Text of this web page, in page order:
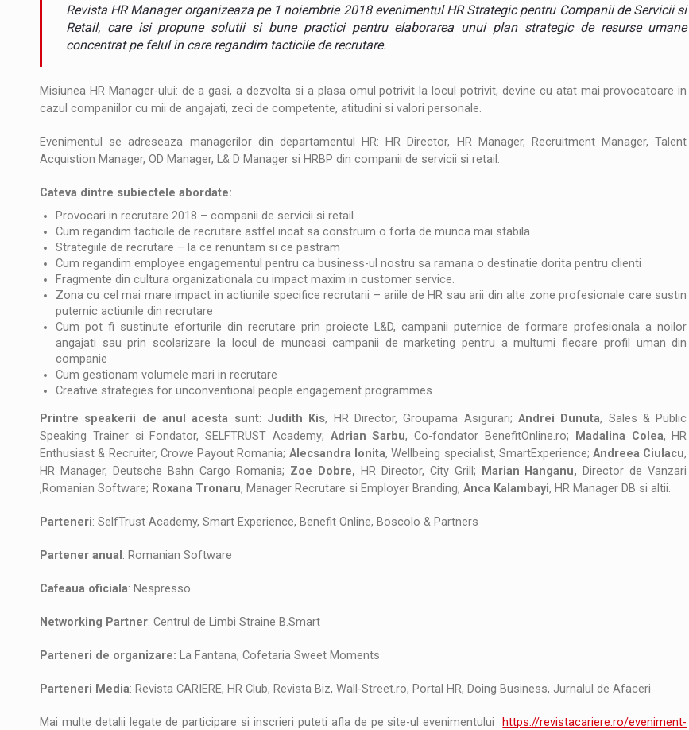
STIRI Noul Mercedes-Benz VLE este acum disponibil pentru comanda intr-o gama extinsa de variante atragatoare
STIRI JAECOO 5 SHS-H a ajuns in Romania
Revista HR Manager organizeaza pe 1 noiembrie 2018 evenimentul HR Strategic pentru Companii de Servicii si
Retail, care isi propune solutii si bune practici pentru elaborarea unui plan strategic de resurse umane
concentrat pe felul in care regandim tacticile de recrutare.
Misiunea HR Manager-ului: de a gasi, a dezvolta si a plasa omul potrivit la locul potrivit, devine cu atat mai provocatoare in
cazul companiilor cu mii de angajati, zeci de competente, atitudini si valori personale.
Evenimentul se adreseaza managerilor din departamentul HR: HR Director, HR Manager, Recruitment Manager, Talent
Acquistion Manager, OD Manager, L& D Manager si HRBP din companii de servicii si retail.
Cateva dintre subiectele abordate:
Provocari in recrutare 2018 – companii de servicii si retail
Cum regandim tacticile de recrutare astfel incat sa construim o forta de munca mai stabila.
Strategiile de recrutare – la ce renuntam si ce pastram
Cum regandim employee engagementul pentru ca business-ul nostru sa ramana o destinatie dorita pentru clienti
Fragmente din cultura organizationala cu impact maxim in customer service.
Zona cu cel mai mare impact in actiunile specifice recrutarii – ariile de HR sau arii din alte zone profesionale care sustin
puternic actiunile din recrutare
Cum pot fi sustinute eforturile din recrutare prin proiecte L&D, campanii puternice de formare profesionala a noilor
angajati sau prin scolarizare la locul de muncasi campanii de marketing pentru a multumi fiecare profil uman din
companie
Cum gestionam volumele mari in recrutare
Creative strategies for unconventional people engagement programmes
Printre speakerii de anul acesta sunt: Judith Kis, HR Director, Groupama Asigurari;Andrei Dunuta, Sales & Public
Speaking Trainer si Fondator, SELFTRUST Academy; Adrian Sarbu, Co-fondator BenefitOnline.ro; Madalina Colea, HR
Enthusiast & Recruiter, Crowe Payout Romania; Alecsandra Ionita, Wellbeing specialist, SmartExperience;Andreea Ciulacu,
HR Manager, Deutsche Bahn Cargo Romania; Zoe Dobre, HR Director, City Grill; Marian Hanganu, Director de Vanzari
,Romanian Software; Roxana Tronaru, Manager Recrutare si Employer Branding, Anca Kalambayi, HR Manager DB si altii.
Parteneri: SelfTrust Academy, Smart Experience, Benefit Online, Boscolo & Partners
Partener anual : Romanian Software
Cafeaua oficiala: Nespresso
Networking Partner: Centrul de Limbi Straine B.Smart
Parteneri de organizare: La Fantana, Cofetaria Sweet Moments
Parteneri Media: Revista CARIERE, HR Club, Revista Biz, Wall-Street.ro, Portal HR, Doing Business, Jurnalul de Afaceri
Mai multe detalii legate de participare si inscrieri puteti afla de pe site-ul evenimentului https://revistacariere.ro/eveniment-